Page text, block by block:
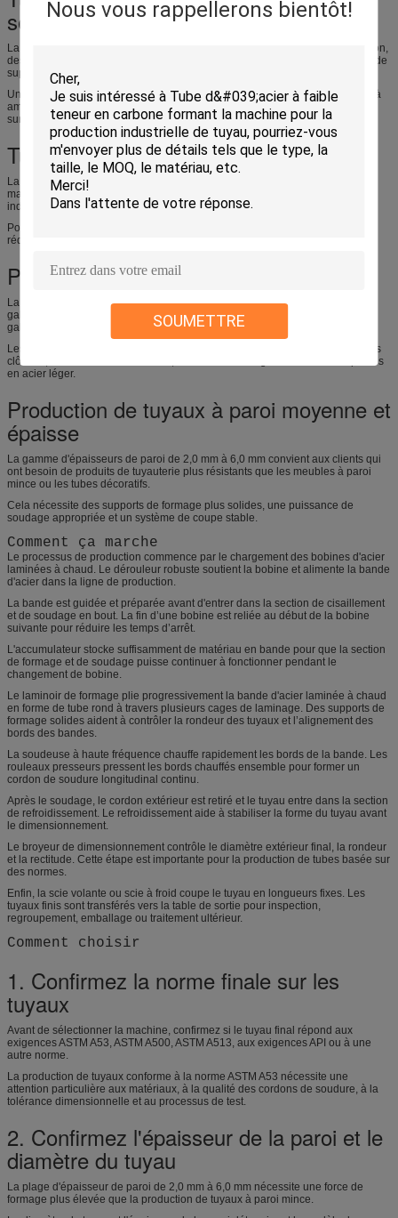
Nous vous rappellerons bientôt!
SOUMETTRE
services du bâtiment
La machine peut produire des tuyaux en acier pour des projets de construction,
des systèmes de construction, des lignes de protection incendie, des tuyaux de
support et des utilisations structurelles générales.
Un diamètre de tuyau stable et des extrémités de coupe propres contribuent à
améliorer l'efficacité du filetage, des rainures, du couplage et de l'installation
sur site.
Tuyauterie mécanique et industrielle
La ligne peut être utilisée pour produire des tuyaux pour les châssis de
machines, les supports d'équipement, les systèmes de canalisations
industrielles, les structures d'entrepôt et les projets de fabrication.
Pour ces produits, la rectitude et la cohérence des cordons de soudure
réduisent les problèmes de traitement en aval.
Production de tuyaux galvanisés
La machine peut prendre en charge la production de tubes noirs pour une
galvanisation ultérieure ou la production de tubes soudés à partir de bandes
galvanisées appropriées, en fonction de l'itinéraire de production du client.
Les tuyaux en acier galvanisé sont largement utilisés dans la construction, les
clôtures, les structures extérieures, les installations agricoles et les charpentes
en acier léger.
Production de tuyaux à paroi moyenne et
épaisse
La gamme d'épaisseurs de paroi de 2,0 mm à 6,0 mm convient aux clients qui
ont besoin de produits de tuyauterie plus résistants que les meubles à paroi
mince ou les tubes décoratifs.
Cela nécessite des supports de formage plus solides, une puissance de
soudage appropriée et un système de coupe stable.
Comment ça marche
Le processus de production commence par le chargement des bobines d'acier
laminées à chaud. Le dérouleur robuste soutient la bobine et alimente la bande
d'acier dans la ligne de production.
La bande est guidée et préparée avant d'entrer dans la section de cisaillement
et de soudage en bout. La fin d’une bobine est reliée au début de la bobine
suivante pour réduire les temps d’arrêt.
L'accumulateur stocke suffisamment de matériau en bande pour que la section
de formage et de soudage puisse continuer à fonctionner pendant le
changement de bobine.
Le laminoir de formage plie progressivement la bande d'acier laminée à chaud
en forme de tube rond à travers plusieurs cages de laminage. Des supports de
formage solides aident à contrôler la rondeur des tuyaux et l’alignement des
bords des bandes.
La soudeuse à haute fréquence chauffe rapidement les bords de la bande. Les
rouleaux presseurs pressent les bords chauffés ensemble pour former un
cordon de soudure longitudinal continu.
Après le soudage, le cordon extérieur est retiré et le tuyau entre dans la section
de refroidissement. Le refroidissement aide à stabiliser la forme du tuyau avant
le dimensionnement.
Le broyeur de dimensionnement contrôle le diamètre extérieur final, la rondeur
et la rectitude. Cette étape est importante pour la production de tubes basée sur
des normes.
Enfin, la scie volante ou scie à froid coupe le tuyau en longueurs fixes. Les
tuyaux finis sont transférés vers la table de sortie pour inspection,
regroupement, emballage ou traitement ultérieur.
Comment choisir
1. Confirmez la norme finale sur les
tuyaux
Avant de sélectionner la machine, confirmez si le tuyau final répond aux
exigences ASTM A53, ASTM A500, ASTM A513, aux exigences API ou à une
autre norme.
La production de tuyaux conforme à la norme ASTM A53 nécessite une
attention particulière aux matériaux, à la qualité des cordons de soudure, à la
tolérance dimensionnelle et au processus de test.
2. Confirmez l'épaisseur de la paroi et le
diamètre du tuyau
La plage d'épaisseur de paroi de 2,0 mm à 6,0 mm nécessite une force de
formage plus élevée que la production de tuyaux à paroi mince.